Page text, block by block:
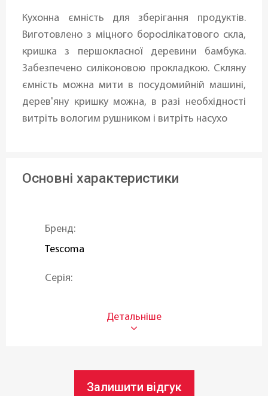
Кухонна ємність для зберігання продуктів.
Виготовлено з міцного боросілікатового скла,
кришка з першокласної деревини бамбука.
Забезпечено силіконовою прокладкою. Скляну
ємність можна мити в посудомийній машині,
дерев'яну кришку можна, в разі необхідності
витріть вологим рушником і витріть насухо
Основні характеристики
Бренд:
Tescoma
Серія:
Залишити відгук